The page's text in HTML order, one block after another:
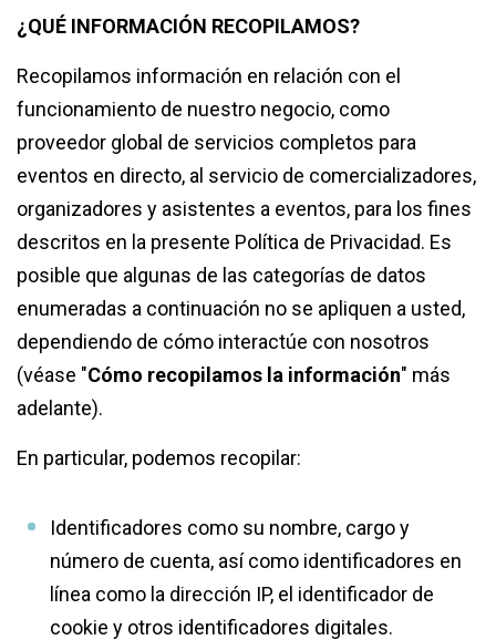
¿QUÉ INFORMACIÓN RECOPILAMOS?
Recopilamos información en relación con el
funcionamiento de nuestro negocio, como
proveedor global de servicios completos para
eventos en directo, al servicio de comercializadores,
organizadores y asistentes a eventos, para los fines
descritos en la presente Política de Privacidad. Es
posible que algunas de las categorías de datos
enumeradas a continuación no se apliquen a usted,
dependiendo de cómo interactúe con nosotros
(véase "Cómo recopilamos la información" más
adelante).
En particular, podemos recopilar:
Identificadores como su nombre, cargo y
número de cuenta, así como identificadores en
línea como la dirección IP, el identificador de
cookie y otros identificadores digitales.